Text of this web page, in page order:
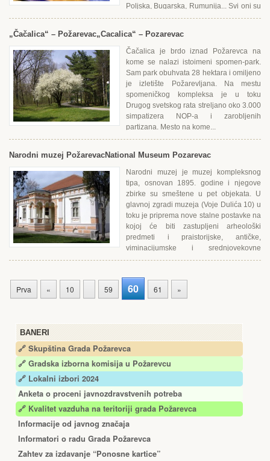
BANERI
🔗 Skupština Grada Požarevca
🔗 Gradska izborna komisija u Požarevcu
🔗 Lokalni izbori 2024
Anketa o proceni javnozdravstvenih potreba
🔗 Kvalitet vazduha na teritoriji grada Požarevca
Informacije od javnog značaja
Informatori o radu Grada Požarevca
Zahtev za izdavanje “Ponosne kartice”
Poljska, Bugarska, Rumunija... Svi oni su
se nadmetali...
„Čačalica“ – Požarevac„Cacalica“ – Pozarevac
Čačalica je brdo iznad Požarevca na
kome se nalazi istoimeni spomen-park.
Sam park obuhvata 28 hektara i omiljeno
je izletište Požarevljana. Na mestu
spomeničkog kompleksa je u toku
Drugog svetskog rata streljano oko 3.000
simpatizera NOP-a i zarobljenih
partizana. Mesto na kome...
Narodni muzej PožarevacNational Museum Pozarevac
Narodni muzej je muzej kompleksnog
tipa, osnovan 1895. godine i njegove
zbirke su smeštene u pet objekata. U
glavnoj zgradi muzeja (Voje Dulića 10) u
toku je priprema nove stalne postavke na
kojoj će biti zastupljeni arheološki
predmeti i praistorijske, antičke,
viminacijumske i srednjovekovne
zbirke....
Prva « 10 59 60 61 »